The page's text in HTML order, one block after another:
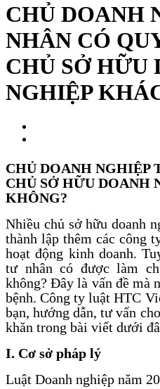
CHỦ DOANH
NHÂN CÓ
CHỦ SỞ HỮU
NGHIỆP
CHỦ DOANH NGHIỆP
CHỦ SỞ HỮU DOANH
KHÔNG?
Nhiều chủ sở hữu doanh
thành lập thêm các công
hoạt động kinh doanh.
tư nhân có được làm
không? Đây là vấn đề mà
bệnh. Công ty luật HTC
bạn, hướng dẫn, tư vấn
khăn trong bài viết dưới
I. Cơ sở pháp lý
Luật Doanh nghiệp năm